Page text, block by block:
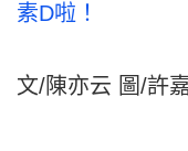
素D啦！
文/陳亦云 圖/許